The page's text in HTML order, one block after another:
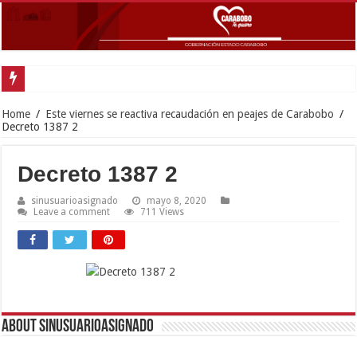
Home / Este viernes se reactiva recaudación en peajes de Carabobo /
Decreto 1387 2
Decreto 1387 2
sinusuarioasignado
mayo 8, 2020
Leave a comment
711 Views
About sinusuarioasignado